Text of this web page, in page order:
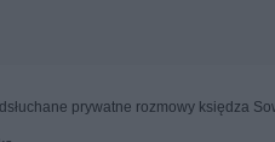
prywatne rozmowy księdza